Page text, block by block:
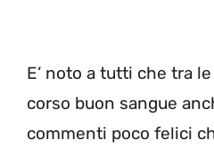
E’ noto a tutti che tra
corso buon sangue
commenti poco felici